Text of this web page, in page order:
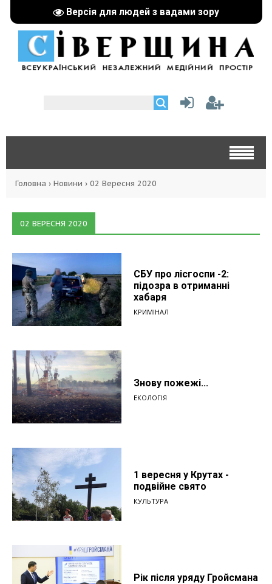
Версія для людей з вадами зору
Головна › Новини › 02 Вересня 2020
02 ВЕРЕСНЯ 2020
СБУ про лісгоспи -2:
підозра в отриманні
хабаря
КРИМІНАЛ
Знову пожежі...
ЕКОЛОГІЯ
1 вересня у Крутах -
подвійне свято
КУЛЬТУРА
Рік після уряду Гройсмана